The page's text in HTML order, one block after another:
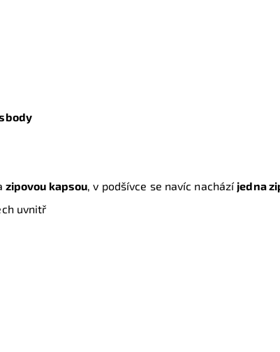
zipovou kapsou , v podšívce se navíc nachází jedna
uvnitř